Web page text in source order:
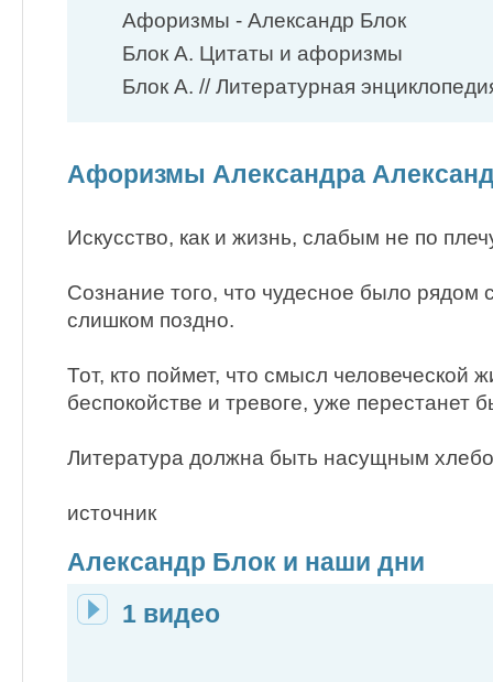
Афоризмы - Александр Блок
Блок А. Цитаты и афоризмы
Блок А. // Литературная
Афоризмы Александра
Искусство, как и жизнь, слабым не по
Сознание того, что чудесное было рядом
слишком поздно.
Тот, кто поймет, что смысл человеческой
беспокойстве и тревоге, уже перестанет
Литература должна быть насущным
источник
Александр Блок и наши дни
1 видео